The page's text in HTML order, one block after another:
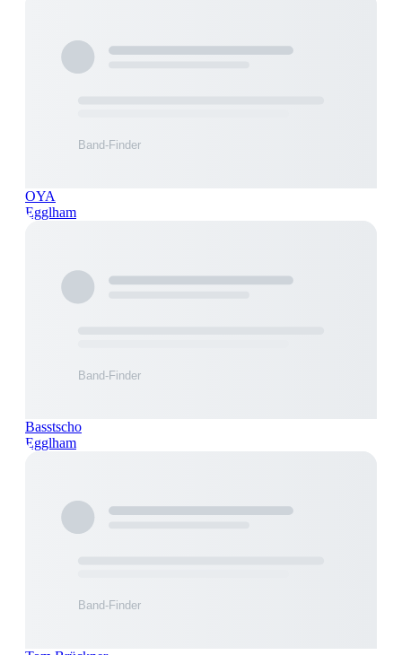
OYA
Egglham
Basstscho
Egglham